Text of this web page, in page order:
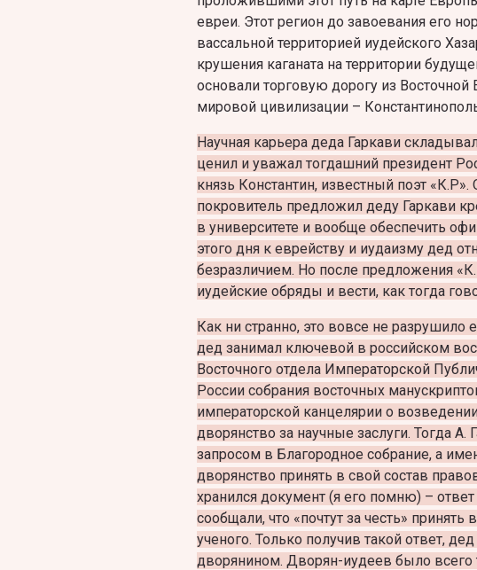
евреи. Этот регион до завоевания его
вассальной территорией иудейского
крушения каганата на территории
основали торговую дорогу из
мировой цивилизации –
Научная карьера деда Гаркави
ценил и уважал тогдашний президент
князь Константин, известный поэт
покровитель предложил деду Гаркави
в университете и вообще обеспечить
этого дня к еврейству и иудаизму дед
безразличием. Но после предложения
иудейские обряды и вести, как тогда
Как ни странно, это вовсе не разрушило
дед занимал ключевой в российском
Восточного отдела Императорской
России собрания восточных
императорской канцелярии о
дворянство за научные заслуги. Тогда А.
запросом в Благородное собрание, а
дворянство принять в свой состав
хранился документ (я его помню) –
сообщали, что «почтут за честь»
ученого. Только получив такой ответ,
дворянином. Дворян-иудеев было всего